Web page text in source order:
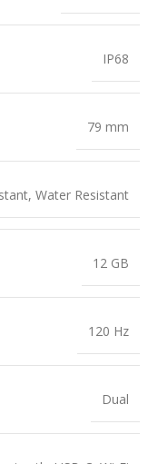
IP68
79 mm
, Water Resistant
12 GB
120 Hz
Dual